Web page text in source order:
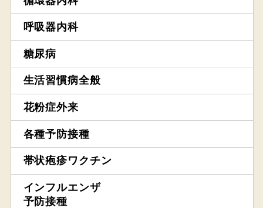
呼吸器内科
糖尿病
生活習慣病全般
花粉症外来
各種予防接種
帯状疱疹ワクチン
インフルエンザ
予防接種